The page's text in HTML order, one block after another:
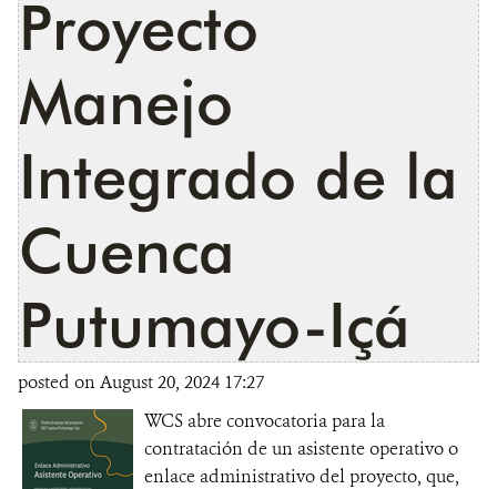
Proyecto
Manejo
Integrado de la
Cuenca
Putumayo-Içá
posted on August 20, 2024 17:27
WCS abre convocatoria para la
contratación de un asistente operativo o
enlace administrativo del proyecto, que,